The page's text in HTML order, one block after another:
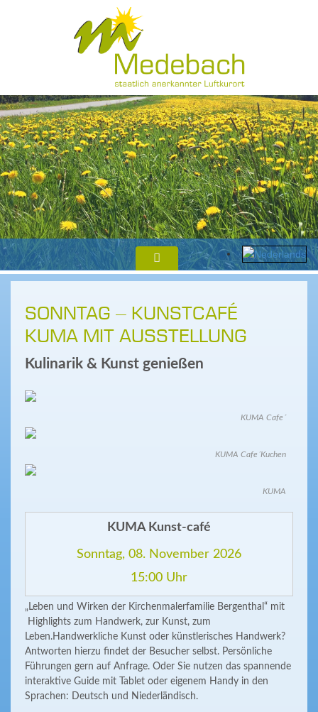
SONNTAG – KUNSTCAFÉ
KUMA MIT AUSSTELLUNG
Kulinarik & Kunst genießen
KUMA Cafe´
KUMA Cafe´Kuchen
KUMA
KUMA Kunst-café
Sonntag, 08. November 2026
15:00 Uhr
„Leben und Wirken der Kirchenmalerfamilie Bergenthal“ mit
Highlights zum Handwerk, zur Kunst, zum
Leben.Handwerkliche Kunst oder künstlerisches Handwerk?
Antworten hierzu findet der Besucher selbst. Persönliche
Führungen gern auf Anfrage. Oder Sie nutzen das spannende
interaktive Guide mit Tablet oder eigenem Handy in den
Sprachen: Deutsch und Niederländisch.